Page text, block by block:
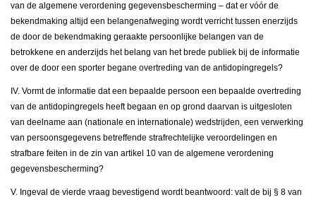
van de algemene verordening gegevensbescherming – dat er vóór de
bekendmaking altijd een belangenafweging wordt verricht tussen enerzijds
de door de bekendmaking geraakte persoonlijke belangen van de
betrokkene en anderzijds het belang van het brede publiek bij de informatie
over de door een sporter begane overtreding van de antidopingregels?
IV. Vormt de informatie dat een bepaalde persoon een bepaalde overtreding
van de antidopingregels heeft begaan en op grond daarvan is uitgesloten
van deelname aan (nationale en internationale) wedstrijden, een verwerking
van persoonsgegevens betreffende strafrechtelijke veroordelingen en
strafbare feiten in de zin van artikel 10 van de algemene verordening
gegevensbescherming?
V. Ingeval de vierde vraag bevestigend wordt beantwoord: valt de bij § 8 van